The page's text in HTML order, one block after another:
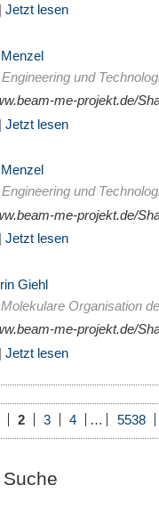
Jetzt lesen
und
me-projekt.de/
Jetzt lesen
und
me-projekt.de/
Jetzt lesen
Giehl
Organisation
me-projekt.de/
Jetzt lesen
2 3 4 … 5538